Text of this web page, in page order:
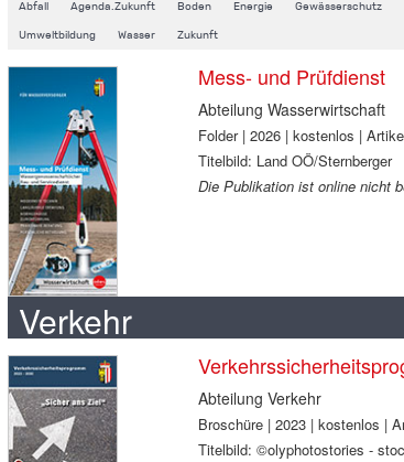
Abfall Agenda.Zukunft Boden Energie Gewässerschutz
Umweltbildung Wasser Zukunft
Mess- und Prüfdienst
Abteilung Wasserwirtschaft
Folder | 2026 | kostenlos |
Titelbild: Land OÖ/Sternberger
Die Publikation ist online nicht
Verkehr
Abteilung Verkehr
Broschüre | 2023 | kostenlos |
Titelbild: ©olyphotostories -